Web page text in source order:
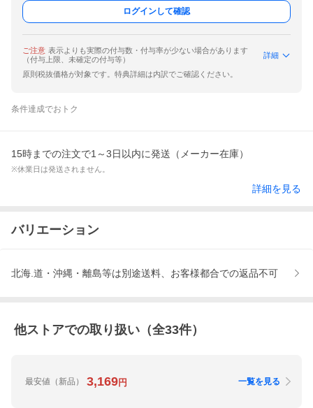
ログインして確認
ご注意 表示よりも実際の付与数・付与率が少ない場合があります
（付与上限、未確定の付与等）
詳細
原則税抜価格が対象です。特典詳細は内訳でご確認ください。
条件達成でおトク
15時までの注文で1～3日以内に発送（メーカー在庫）
※休業日は発送されません。
詳細を見る
バリエーション
北海.道・沖縄・離島等は別途送料、お客様都合での返品不可
他ストアでの取り扱い（全33件）
最安値 （新品） 3,169円 一覧を見る